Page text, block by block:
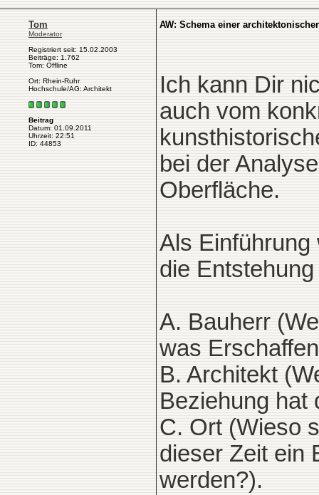
Tom
Moderator
Registriert seit: 15.02.2003
Beiträge: 1.762
Tom: Offline
Ort: Rhein-Ruhr
Hochschule/AG: Architekt
Beitrag
Datum: 01.09.2011
Uhrzeit: 22:51
ID: 44853
AW: Schema einer
Ich kann Dir
auch vom
bei der
Oberfläche.
Als Einführung
die
A. Bauherr
was
B. Architekt
Beziehung hat
C. Ort (Wieso
dieser Zeit ein
werden?).